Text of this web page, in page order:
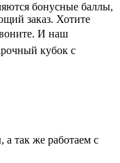
бонусные баллы,
заказ. Хотите
И наш
кубок с
а так же работаем с